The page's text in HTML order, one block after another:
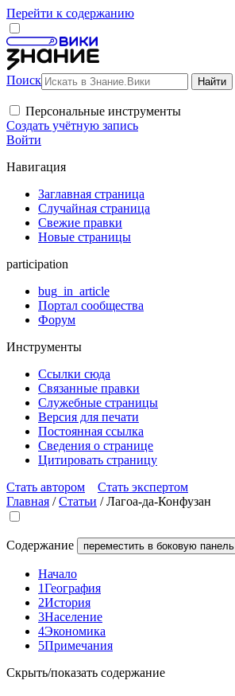
Перейти к содержанию
Поиск
Персональные инструменты
Создать учётную запись
Войти
Навигация
Заглавная страница
Случайная страница
Свежие правки
Новые страницы
participation
bug_in_article
Портал сообщества
Форум
Инструменты
Ссылки сюда
Связанные правки
Служебные страницы
Версия для печати
Постоянная ссылка
Сведения о странице
Цитировать страницу
Стать автором
Стать экспертом
Главная /Статьи /Лагоа-да-Конфузан
Содержание переместить в боковую панель
Начало
1География
2История
3Население
4Экономика
5Примечания
Скрыть/показать содержание